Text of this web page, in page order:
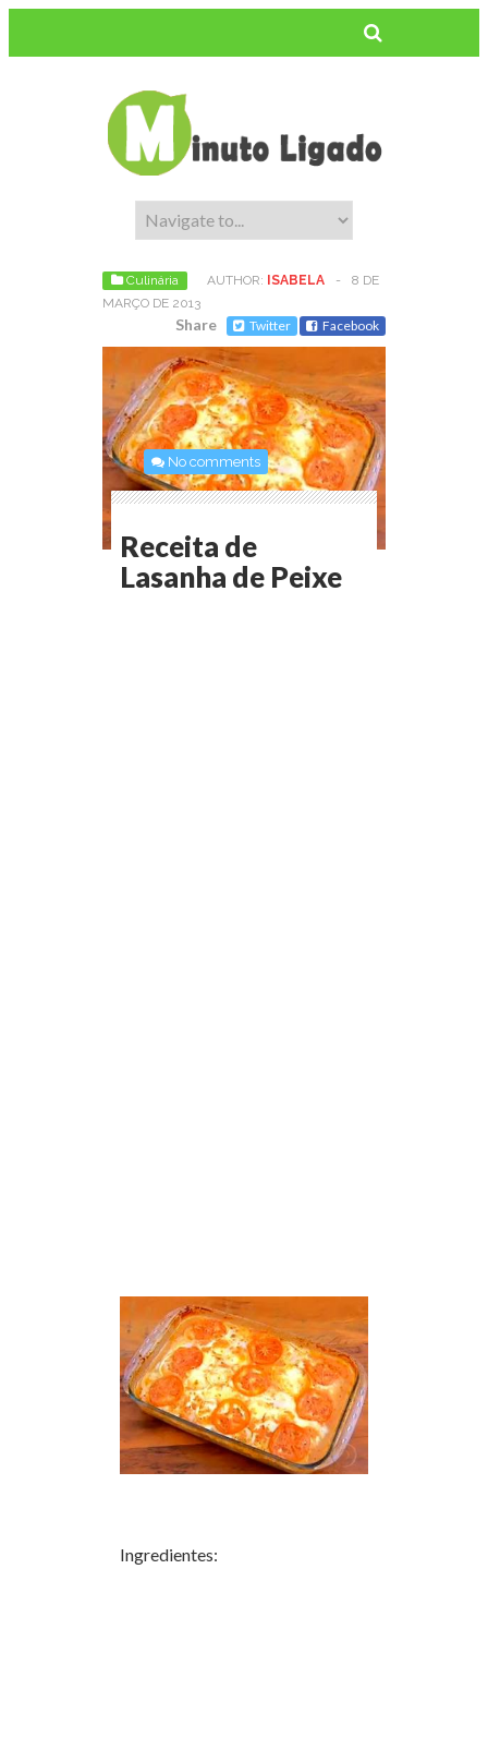
Culinária AUTHOR: ISABELA -
8 DE
MARÇO DE 2013
Share Twitter Facebook
No comments
Receita de
Lasanha de Peixe
Ingredientes: